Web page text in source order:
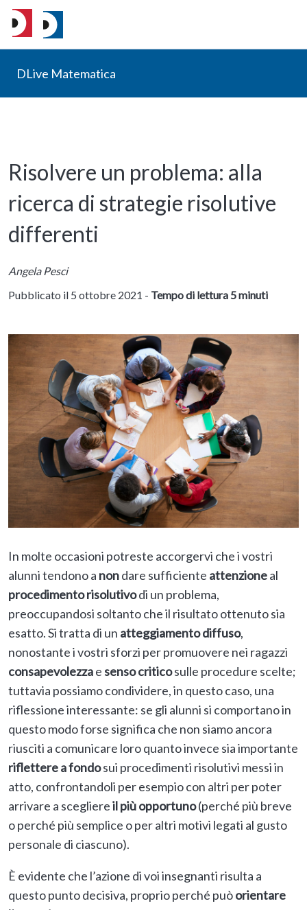
DLive Matematica
Risolvere un problema: alla
ricerca di strategie risolutive
differenti
Angela Pesci
Pubblicato il 5 ottobre 2021 - Tempo di lettura 5 minuti
In molte occasioni potreste accorgervi che i vostri
alunni tendono a nondare sufficiente attenzioneal
procedimento risolutivodi un problema,
preoccupandosi soltanto che il risultato ottenuto sia
esatto. Si tratta di un atteggiamento diffuso,
nonostante i vostri sforzi per promuovere nei ragazzi
consapevolezzaesenso criticosulle procedure scelte;
tuttavia possiamo condividere, in questo caso, una
riflessione interessante: se gli alunni si comportano in
questo modo forse significa che non siamo ancora
riusciti a comunicare loro quanto invece sia importante
riflettere a fondosui procedimenti risolutivi messi in
atto, confrontandoli per esempio con altri per poter
arrivare a scegliereil più opportuno(perché più breve
o perché più semplice o per altri motivi legati al gusto
personale di ciascuno).
È evidente che l’azione di voi insegnanti risulta a
questo punto decisiva, proprio perché puòorientare